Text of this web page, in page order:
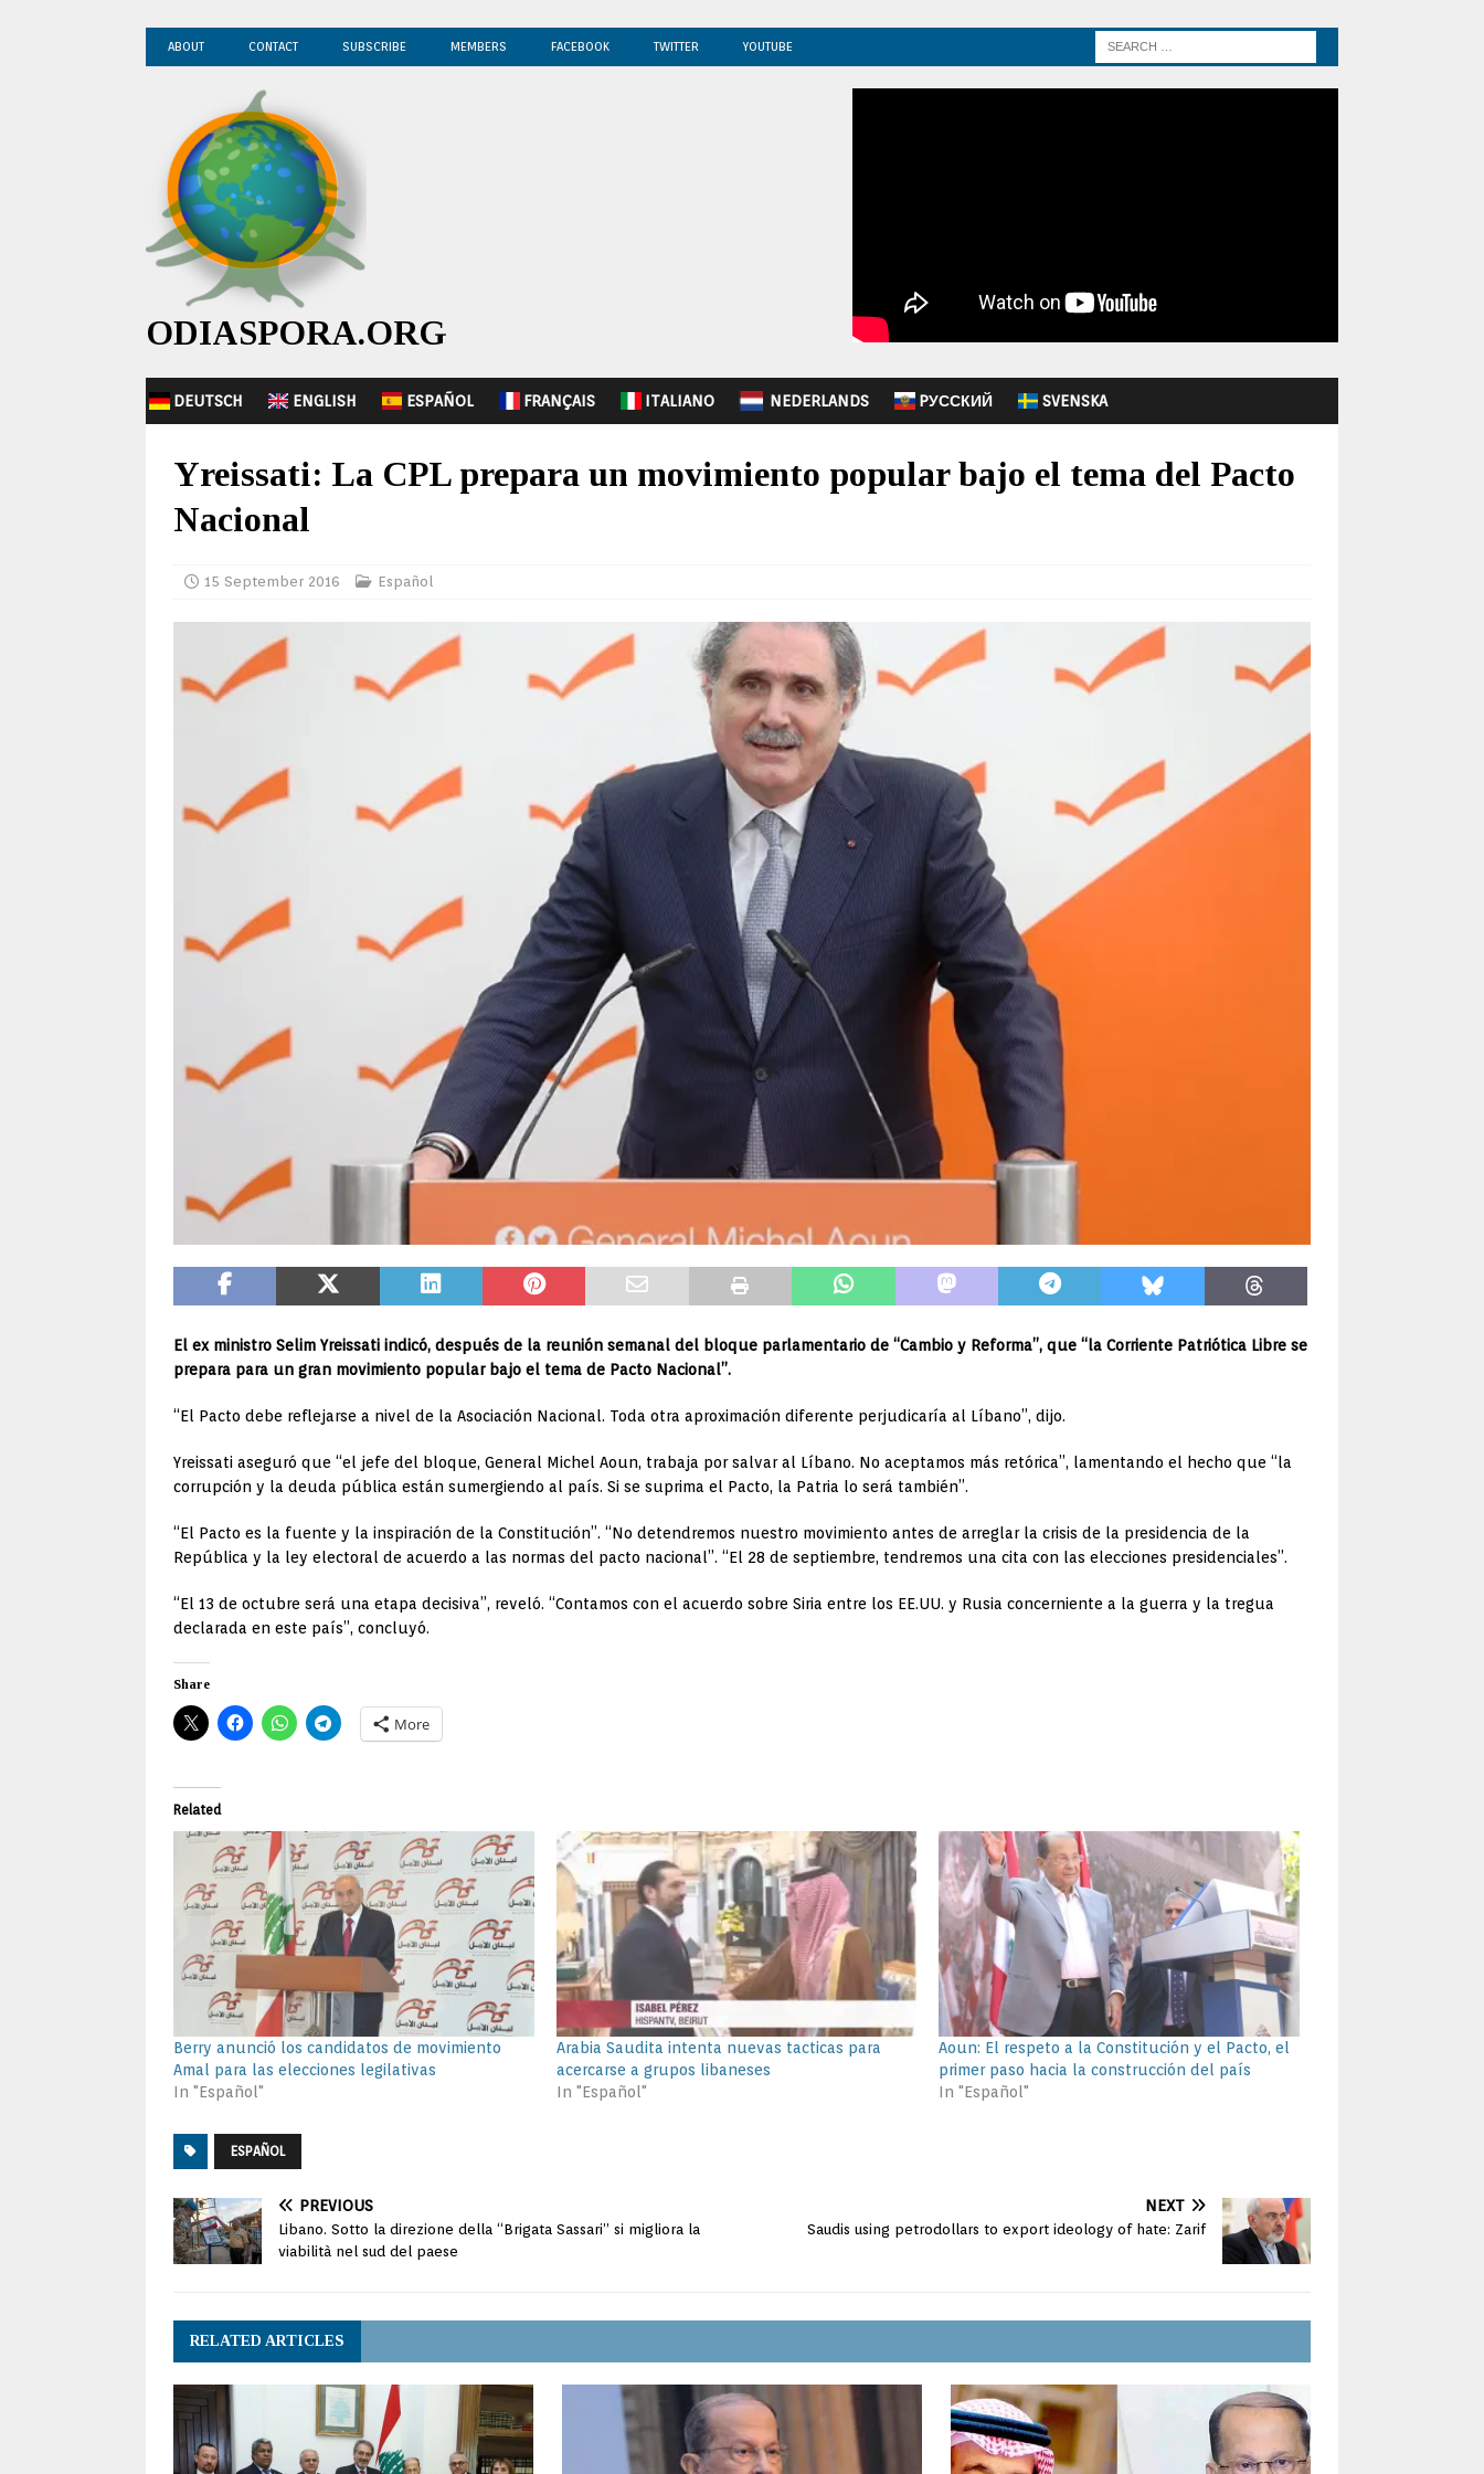
ABOUT CONTACT SUBSCRIBE MEMBERS FACEBOOK TWITTER YOUTUBE
ODIASPORA.ORG
DEUTSCH ENGLISH ESPAÑOL FRANÇAIS ITALIANO NEDERLANDS PУССКИЙ SVENSKA
Yreissati: La CPL prepara un movimiento popular bajo el tema del Pacto
Nacional
15 September 2016 Español
El ex ministro Selim Yreissati indicó, después de la reunión semanal del bloque parlamentario de “Cambio y Reforma”, que “la Corriente Patriótica Libre se
prepara para un gran movimiento popular bajo el tema de Pacto Nacional”.
“El Pacto debe reflejarse a nivel de la Asociación Nacional. Toda otra aproximación diferente perjudicaría al Líbano”, dijo.
Yreissati aseguró que “el jefe del bloque, General Michel Aoun, trabaja por salvar al Líbano. No aceptamos más retórica”, lamentando el hecho que “la
corrupción y la deuda pública están sumergiendo al país. Si se suprima el Pacto, la Patria lo será también”.
“El Pacto es la fuente y la inspiración de la Constitución”. “No detendremos nuestro movimiento antes de arreglar la crisis de la presidencia de la
República y la ley electoral de acuerdo a las normas del pacto nacional”. “El 28 de septiembre, tendremos una cita con las elecciones presidenciales”.
“El 13 de octubre será una etapa decisiva”, reveló. “Contamos con el acuerdo sobre Siria entre los EE.UU. y Rusia concerniente a la guerra y la tregua
declarada en este país”, concluyó.
Share
More
Related
Berry anunció los candidatos de movimiento
Amal para las elecciones legilativas
In "Español"
Arabia Saudita intenta nuevas tacticas para
acercarse a grupos libaneses
In "Español"
Aoun: El respeto a la Constitución y el Pacto, el
primer paso hacia la construcción del país
In "Español"
ESPAÑOL
PREVIOUS
Libano. Sotto la direzione della “Brigata Sassari” si migliora la
viabilità nel sud del paese
NEXT
Saudis using petrodollars to export ideology of hate: Zarif
RELATED ARTICLES